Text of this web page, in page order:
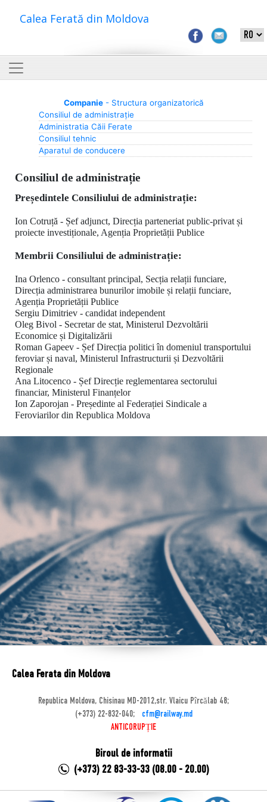
Calea Ferată din Moldova
Companie- Structura organizatorică
Consiliul de administrație
Administratia Căii Ferate
Consiliul tehnic
Aparatul de conducere
Consiliul de administrație
Președintele Consiliului de administrație:
Ion Cotruță - Șef adjunct, Direcția parteneriat public-privat și
proiecte investiționale, Agenția Proprietății Publice
Membrii Consiliului de administrație:
Ina Orlenco - consultant principal, Secția relații funciare,
Direcția administrarea bunurilor imobile și relații funciare,
Agenția Proprietății Publice
Sergiu Dimitriev - candidat independent
Oleg Bivol - Secretar de stat, Ministerul Dezvoltării
Economice și Digitalizării
Roman Gapeev - Șef Direcția politici în domeniul transportului
feroviar și naval, Ministerul Infrastructurii și Dezvoltării
Regionale
Ana Litocenco - Șef Direcție reglementarea sectorului
financiar, Ministerul Finanțelor
Ion Zaporojan - Președinte al Federației Sindicale a
Feroviarilor din Republica Moldova
Calea Ferata din Moldova
Republica Moldova, Chisinau MD-2012,str. Vlaicu Pîrcălab 48;
(+373) 22-832-040;
cfm@railway.md
ANTICORUPȚIE
Biroul de informatii
(+373) 22 83-33-33 (08.00 - 20.00)